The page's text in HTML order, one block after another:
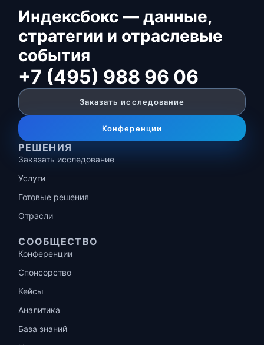
Индексбокс — данные,
стратегии и отраслевые
события
+7 (495) 988 96 06
Заказать исследование
Конференции
РЕШЕНИЯ
Заказать исследование
Услуги
Готовые решения
Отрасли
СООБЩЕСТВО
Конференции
Спонсорство
Кейсы
Аналитика
База знаний